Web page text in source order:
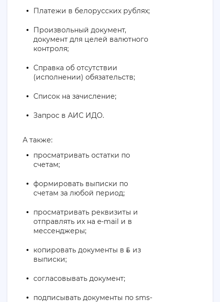
Платежи в белорусских рублях;
Произвольный документ,
документ для целей валютного
контроля;
Справка об отсутствии
(исполнении) обязательств;
Список на зачисление;
Запрос в АИС ИДО.
А также:
просматривать остатки по
счетам;
формировать выписки по
счетам за любой период;
просматривать реквизиты и
отправлять их на e-mail и в
мессенджеры;
копировать документы в ƃ из
выписки;
согласовывать документ;
подписывать документы по sms-